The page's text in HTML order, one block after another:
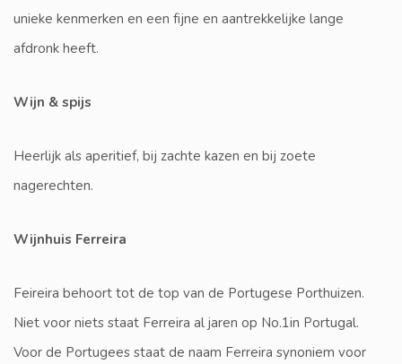
unieke kenmerken en een fijne en aantrekkelijke lange
afdronk heeft.
Wijn & spijs
Heerlijk als aperitief, bij zachte kazen en bij zoete
nagerechten.
Wijnhuis Ferreira
Feireira behoort tot de top van de Portugese Porthuizen.
Niet voor niets staat Ferreira al jaren op No.1in Portugal.
Voor de Portugees staat de naam Ferreira synoniem voor